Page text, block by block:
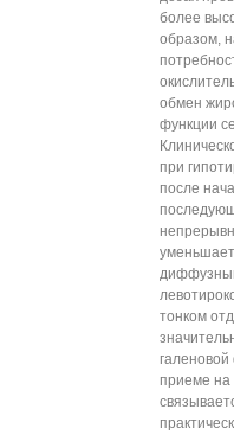
более
образом,
обмен
функции
при
после
тонком
приеме на